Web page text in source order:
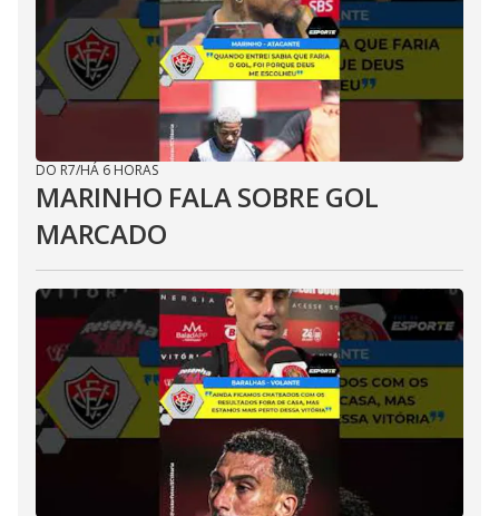
DO R7/HÁ 6 HORAS
MARINHO FALA SOBRE GOL
MARCADO